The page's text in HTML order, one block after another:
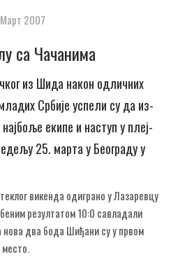
2007
са Ча­ча­ни­ма
из Ши­да на­кон од­лич­них
Ср­би­је ус­пе­ли су да из­
еки­пе и на­ступ у плеј-
25. мар­та у Бе­о­гра­ду у
ви­кен­да од­и­гра­но у Ла­за­рев­цу
ре­зул­та­том 10:0 са­вла­да­ли
два бо­да Ши­ђа­ни су у пр­вом